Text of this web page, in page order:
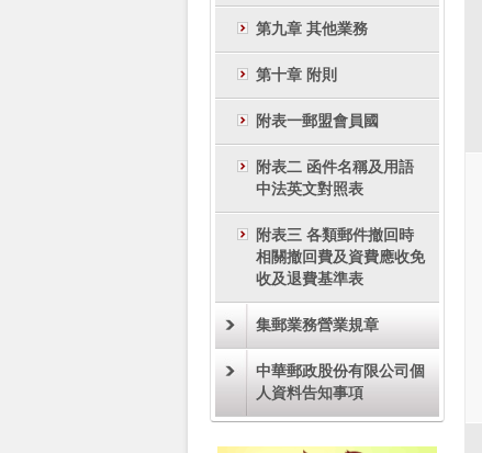
第九章 其他業務
第十章 附則
附表一郵盟會員國
附表二 函件名稱及用語
中法英文對照表
附表三 各類郵件撤回時
相關撤回費及資費應收免
收及退費基準表
集郵業務營業規章
中華郵政股份有限公司個
人資料告知事項